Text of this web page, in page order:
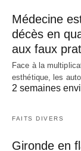
Médecine
décès en
aux faux
Face à la
esthétique, les
2 semaines
FAITS DIVERS
Gironde en